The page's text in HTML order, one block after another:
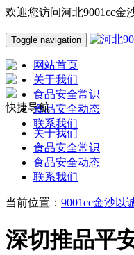
欢迎您访问河北9001cc金
Toggle navigation
网站首页
关于我们
食品安全常识
食品安全动态
联系我们
快捷导航
关于我们
食品安全常识
食品安全动态
联系我们
当前位置： 9001cc金沙以
深切推品平